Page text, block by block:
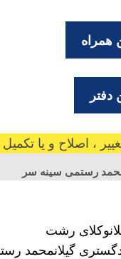
همراه
دفتر
، اصلاح و یا
رستمی سینه سر
وکلای رشت
گیلانمحمد